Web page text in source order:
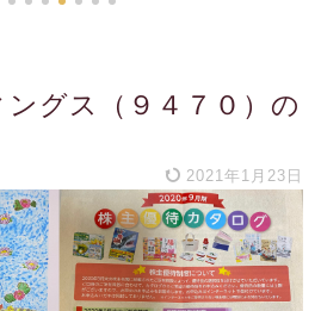
グス（９４７０）の
2021年1月23日